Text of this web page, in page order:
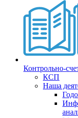
Контрольно-
КСП
Наша